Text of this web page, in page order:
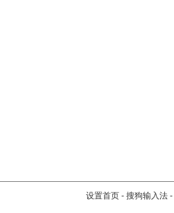
设置首页 - 搜狗输入法 -